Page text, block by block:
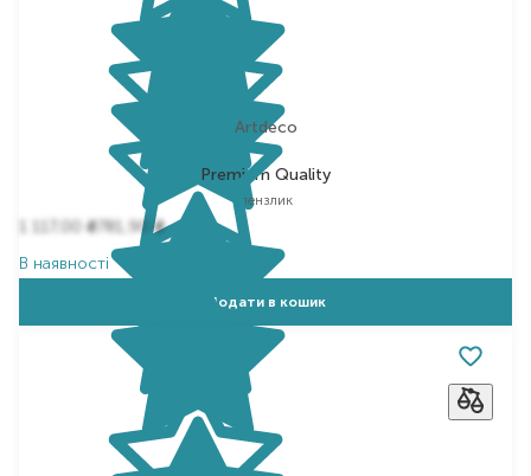
Artdeco
Premium Quality
пензлик
1 117,00₴ 781,90₴
В наявності
Додати в кошик